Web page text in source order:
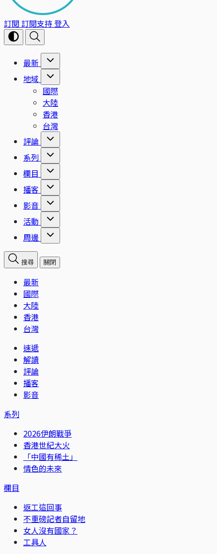
訂閱 訂閱支持登入
最新
地域
國際
大陸
香港
台灣
評論
系列
欄目
播客
影音
活動
周邊
搜尋 關閉
最新
國際
大陸
香港
台灣
速遞
解讀
評論
播客
影音
系列
2026伊朗戰爭
香港世紀大火
「中國有稀土」
情色的未來
欄目
返工這回事
不重磅記者自留地
女人沒有國家？
工具人